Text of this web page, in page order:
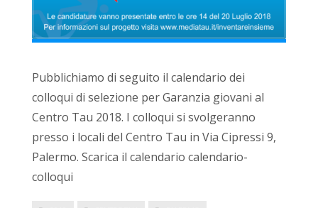
Pubblichiamo di seguito il calendario dei
colloqui di selezione per Garanzia giovani al
Centro Tau 2018. I colloqui si svolgeranno
presso i locali del Centro Tau in Via Cipressi 9,
Palermo. Scarica il calendario calendario-
colloqui